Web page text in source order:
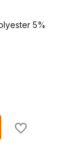
5%